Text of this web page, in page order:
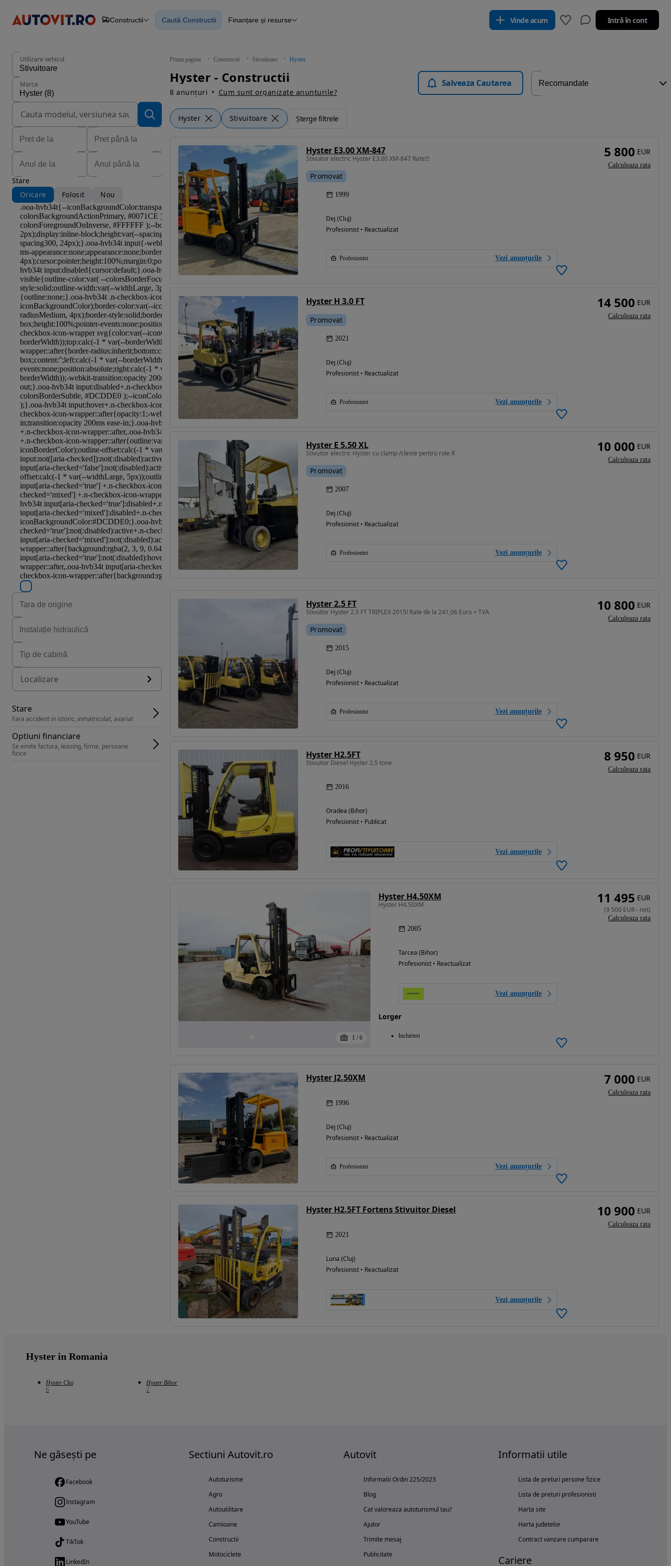
Autoturisme
Constructii Caută Constructii Finanțare și resurse Vinde acum Intră în cont
Prima pagina Constructii Stivuitoare Hyster
Hyster - Constructii
8 anunțuri Cum sunt organizate anunturile?
Salveaza Cautarea
Hyster Stivuitoare Șterge filtrele
Utilizare vehicul
Marca
Stare
Oricare
Folosit Nou
Eligibil pentru
finantare
Localizare
Stare
Fara accident in istoric, inmatriculat, avariat
Optiuni financiare
Se emite factura, leasing, firme, persoane
fizice
Hyster E3.00 XM-847
Stivuitor electric Hyster E3.00 XM-847 Rate!!!
Promovat
1999
Dej (Cluj)
Profesionist • Reactualizat
Profesionist Vezi anunțurile
5 800 EUR
Calculeaza rata
Hyster H 3.0 FT
Promovat
2021
Dej (Cluj)
Profesionist • Reactualizat
Profesionist Vezi anunțurile
14 500 EUR
Calculeaza rata
Hyster E 5.50 XL
Stivuitor electric Hyster cu clamp /cleste pentru role R
Promovat
2007
Dej (Cluj)
Profesionist • Reactualizat
Profesionist Vezi anunțurile
10 000 EUR
Calculeaza rata
Hyster 2.5 FT
Stivuitor Hyster 2.5 FT TRIPLEX 2015! Rate de la 241,06 Euro + TVA
Promovat
2015
Dej (Cluj)
Profesionist • Reactualizat
Profesionist Vezi anunțurile
10 800 EUR
Calculeaza rata
Hyster H2.5FT
Stivuitor Diesel Hyster 2.5 tone
2016
Oradea (Bihor)
Profesionist • Publicat
Vezi anunțurile
8 950 EUR
Calculeaza rata
1 / 6
Hyster H4.50XM
Hyster H4.50XM
2005
Tarcea (Bihor)
Profesionist • Reactualizat
Vezi anunțurile
Lorger
Inchirieri
11 495 EUR
(9 500 EUR- net)
Calculeaza rata
Hyster J2.50XM
1996
Dej (Cluj)
Profesionist • Reactualizat
Profesionist Vezi anunțurile
7 000 EUR
Calculeaza rata
Hyster H2.5FT Fortens Stivuitor Diesel
2021
Luna (Cluj)
Profesionist • Reactualizat
Vezi anunțurile
10 900 EUR
Calculeaza rata
Hyster in Romania
Hyster Cluj
6
Hyster Bihor
2
Ne găsești pe
Facebook
Instagram
YouTube
TikTok
LinkedIn
Sectiuni Autovit.ro
Autoturisme
Agro
Autoutilitare
Camioane
Constructii
Motociclete
Autovit
Informatii Ordin 225/2023
Blog
Cat valoreaza autoturismul tau?
Ajutor
Trimite mesaj
Publicitate
Informatii utile
Lista de preturi persone fizice
Lista de preturi profesionisti
Harta site
Harta judetelor
Contract vanzare cumparare
Cariere